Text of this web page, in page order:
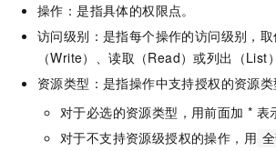
操作：是指具体的权限点。
访问级别：是指每个操作的访问级别，取
（Write）、读取（Read）或列出（List）
资源类型：是指操作中支持授权的资源类
对于必选的资源类型，用前面加 * 表
对于不支持资源级授权的操作，用